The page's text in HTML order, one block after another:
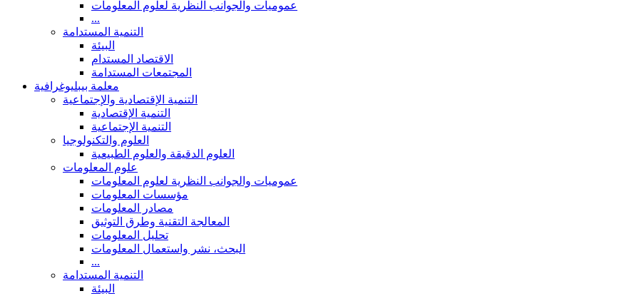
عموميات والجوانب النظرية لعلوم المعلومات
...
التنمية المستدامة
البيئة
الاقتصاد المستدام
المجتمعات المستدامة
معلمة بيبليوغرافية
التنمية الإقتصادية والإجتماعية
التنمية الإقتصادية
التنمية الإجتماعية
العلوم والتكنولوجيا
العلوم الدقيقة والعلوم الطبيعية
علوم المعلومات
عموميات والجوانب النظرية لعلوم المعلومات
مؤسسات المعلومات
مصادر المعلومات
المعالجة التقنية وطرق التوثيق
تحليل المعلومات
البحث، نشر واستعمال المعلومات
...
التنمية المستدامة
البيئة